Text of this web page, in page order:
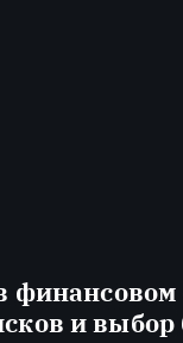
и выбор